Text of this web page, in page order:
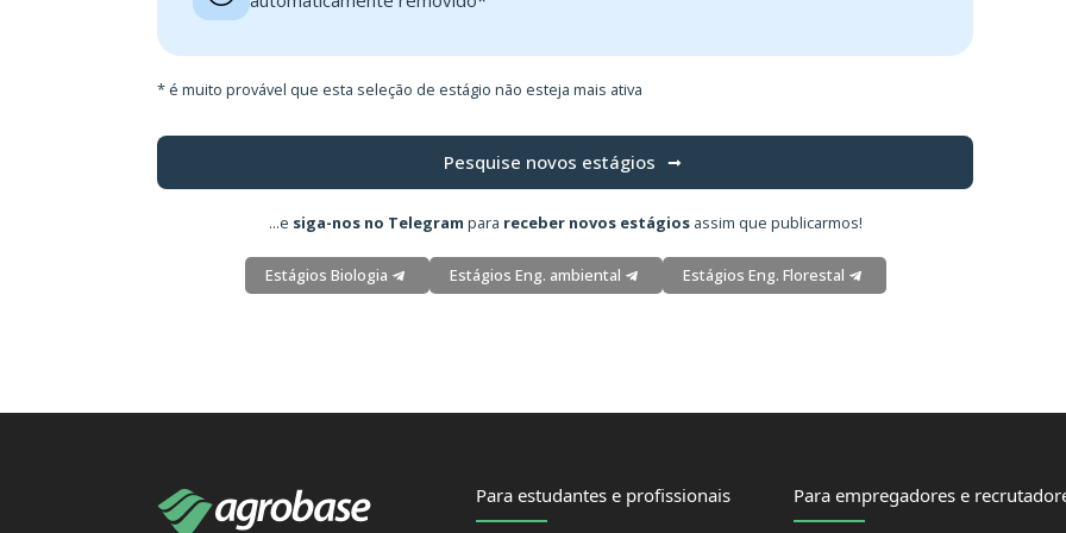
* é muito provável que esta seleção de estágio não esteja mais ativa
Pesquise novos estágios
...e siga-nos no Telegram para receber novos estágiosassim que publicarmos!
Estágios Biologia Estágios Eng. ambiental Estágios Eng. Florestal
Para estudantes e profissionais Para empregadores e